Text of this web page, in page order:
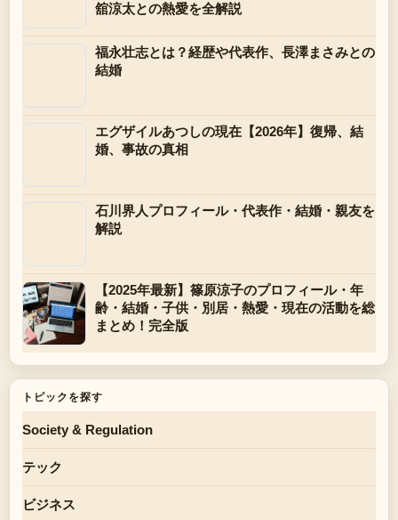
舘涼太との熱愛を全解説
福永壮志とは？経歴や代表作、長澤まさみとの
結婚
エグザイルあつしの現在【2026年】復帰、結
婚、事故の真相
石川界人プロフィール・代表作・結婚・親友を
解説
【2025年最新】篠原涼子のプロフィール・年
齢・結婚・子供・別居・熱愛・現在の活動を総
まとめ！完全版
トピックを探す
Society & Regulation
テック
ビジネス